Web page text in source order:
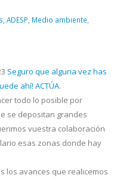
, ADESP, Medio ambiente,
Seguro que alguna vez has
ahí! ACTÚA.
todo lo posible por
se depositan grandes
vuestra colaboración
esas zonas donde hay
los avances que realicemos